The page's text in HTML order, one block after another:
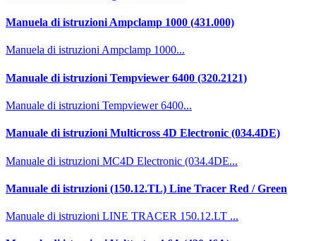
Manuela di istruzioni Ampclamp 1000 (431.000)
Manuela di istruzioni Ampclamp 1000...
Manuale di istruzioni Tempviewer 6400 (320.2121)
Manuale di istruzioni Tempviewer 6400...
Manuale di istruzioni Multicross 4D Electronic (034.4DE)
Manuale di istruzioni MC4D Electronic (034.4DE...
Manuale di istruzioni (150.12.TL) Line Tracer Red / Green
Manuale di istruzioni LINE TRACER 150.12.LT ...